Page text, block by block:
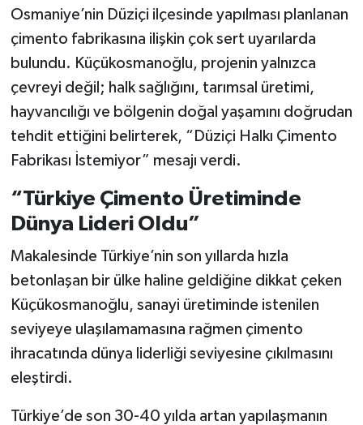
Osmaniye’nin Düziçi ilçesinde yapılması planlanan
çimento fabrikasına ilişkin çok sert uyarılarda
bulundu. Küçükosmanoğlu, projenin yalnızca
çevreyi değil; halk sağlığını, tarımsal üretimi,
hayvancılığı ve bölgenin doğal yaşamını doğrudan
tehdit ettiğini belirterek, “Düziçi Halkı Çimento
Fabrikası İstemiyor” mesajı verdi.
“Türkiye Çimento Üretiminde
Dünya Lideri Oldu”
Makalesinde Türkiye’nin son yıllarda hızla
betonlaşan bir ülke haline geldiğine dikkat çeken
Küçükosmanoğlu, sanayi üretiminde istenilen
seviyeye ulaşılamamasına rağmen çimento
ihracatında dünya liderliği seviyesine çıkılmasını
eleştirdi.
Türkiye’de son 30-40 yılda artan yapılaşmanın